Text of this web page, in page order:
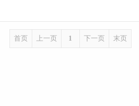
首页 上一页 1 下一页 末页